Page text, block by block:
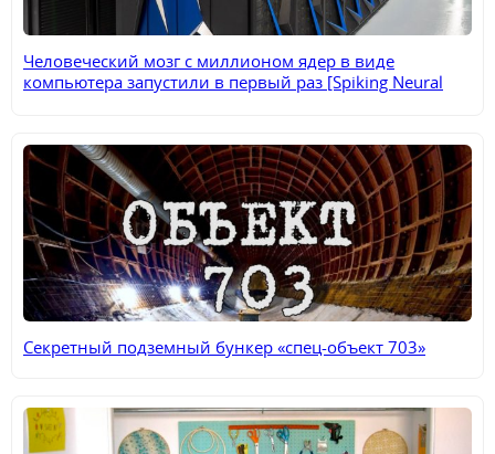
Человеческий мозг с миллионом ядер в виде
компьютера запустили в первый раз [Spiking Neural
Секретный подземный бункер «спец-объект 703»